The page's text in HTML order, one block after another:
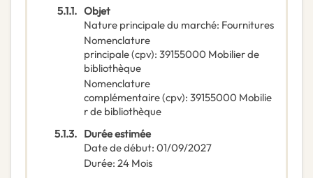
5.1.1. Objet
Nature principale du marché: Fournitures
Nomenclature
principale(cpv): 39155000 Mobilier de
bibliothèque
Nomenclature
complémentaire(cpv): 39155000 Mobilie
r de bibliothèque
5.1.3. Durée estimée
Date de début: 01/09/2027
Durée: 24 Mois